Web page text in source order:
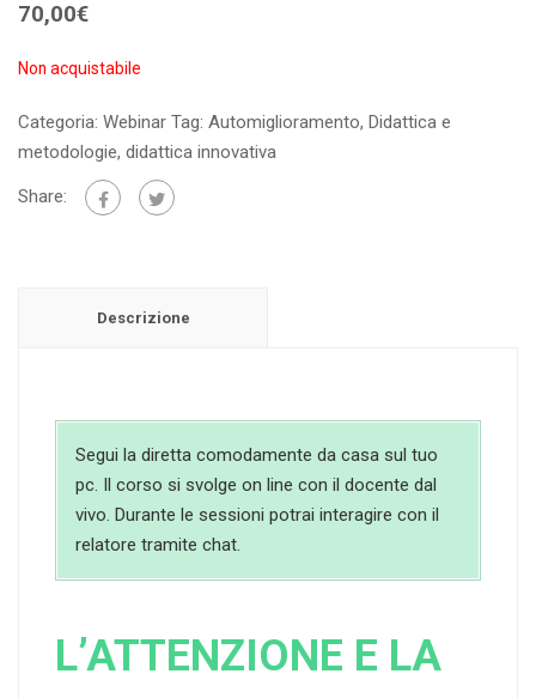
70,00€
Non acquistabile
Categoria: Webinar Tag: Automiglioramento, Didattica e
metodologie, didattica innovativa
Share:
Descrizione
Segui la diretta comodamente da casa sul tuo
pc. Il corso si svolge on line con il docente dal
vivo. Durante le sessioni potrai interagire con il
relatore tramite chat.
L’ATTENZIONE E LA